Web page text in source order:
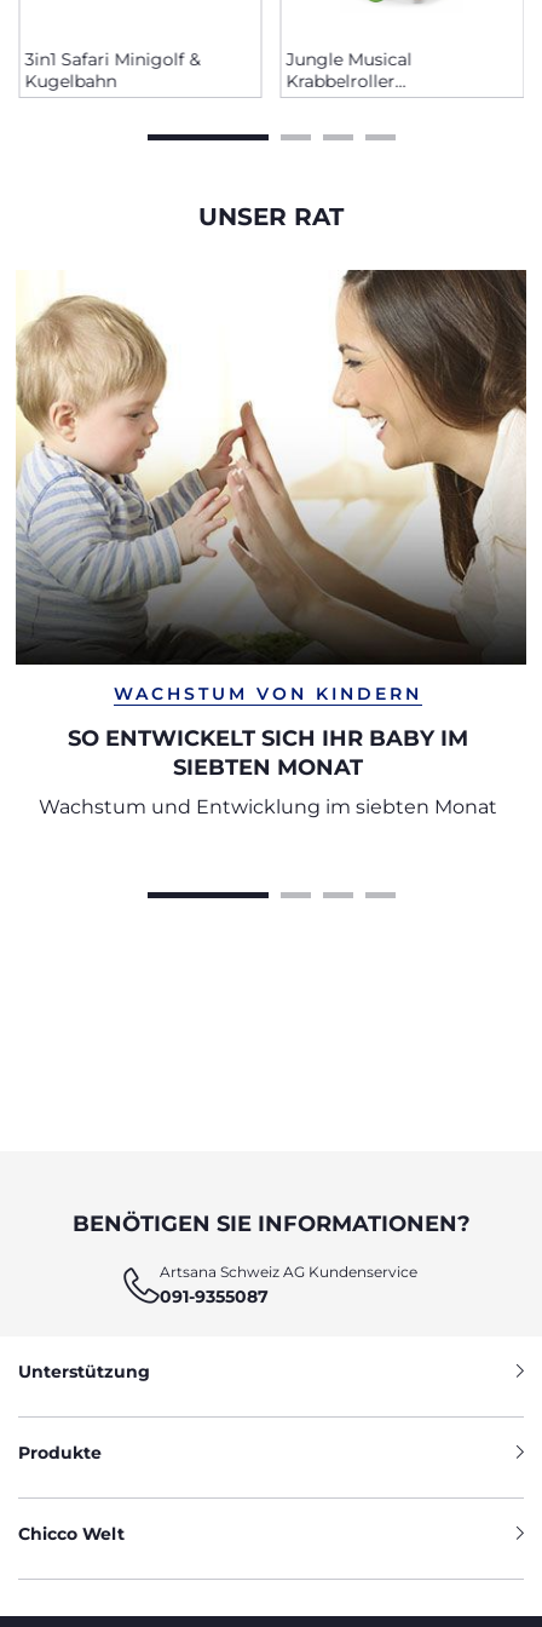
3in1 Safari Minigolf &
Kugelbahn
Jungle Musical
Krabbelroller
Musikspielzeug Baby
UNSER RAT
WACHSTUM VON KINDERN
SO ENTWICKELT SICH IHR BABY IM
SIEBTEN MONAT
Wachstum und Entwicklung im siebten Monat
BENÖTIGEN SIE INFORMATIONEN?
Artsana Schweiz AG Kundenservice
091-9355087
Unterstützung
Produkte
Chicco Welt